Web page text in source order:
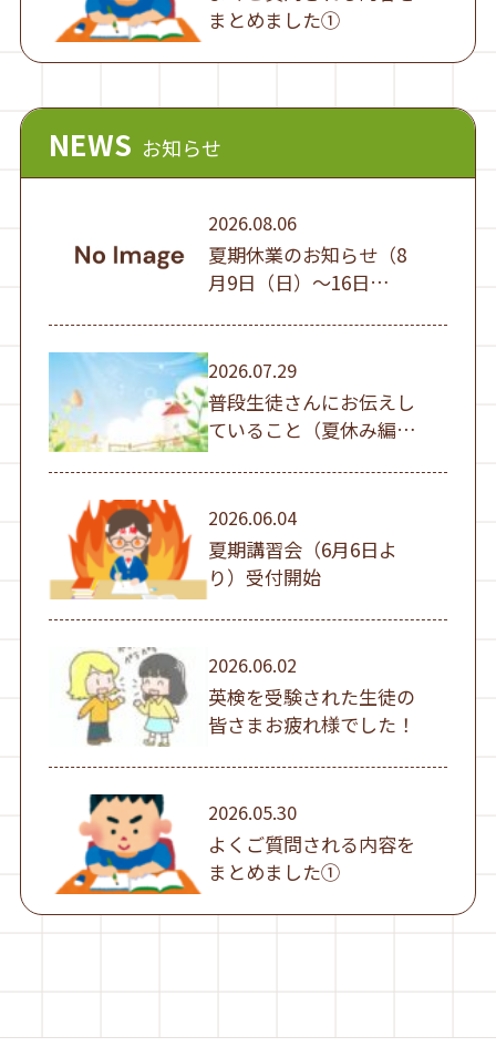
まとめました①
NEWS お知らせ
2026.08.06
夏期休業のお知らせ（8
月9日（日）～16日
2026.07.29
普段生徒さんにお伝えし
ていること（夏休み編
①）
2026.06.04
夏期講習会（6月6日よ
り）受付開始
2026.06.02
英検を受験された生徒の
皆さまお疲れ様でした！
2026.05.30
よくご質問される内容を
まとめました①